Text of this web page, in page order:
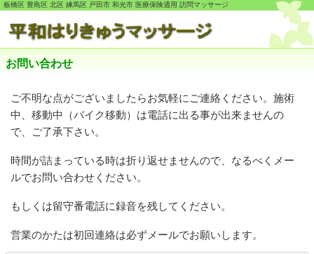
板橋区 豊島区 北区 練馬区 戸田市 和光市 医療保険適用 訪問マッサージ
お問い合わせ
ご不明な点がございましたらお気軽にご連絡ください。施術
中、移動中（バイク移動）は電話に出る事が出来ませんの
で、ご了承下さい。
時間が詰まっている時は折り返せませんので、なるべくメー
ルでお問い合わせください。
もしくは留守番電話に録音を残してください。
営業のかたは初回連絡は必ずメールでお願いします。